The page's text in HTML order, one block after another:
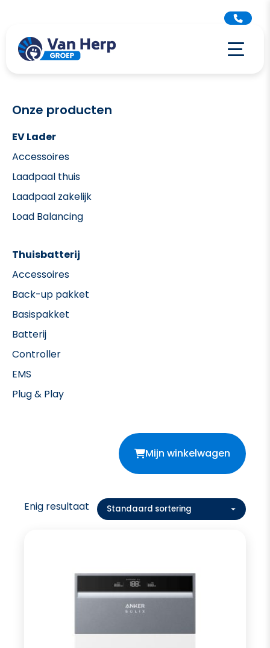
Onze producten
EV Lader
Accessoires
Laadpaal thuis
Laadpaal zakelijk
Load Balancing
Thuisbatterij
Accessoires
Back-up pakket
Basispakket
Batterij
Controller
EMS
Plug & Play
Mijn winkelwagen
Enig resultaat